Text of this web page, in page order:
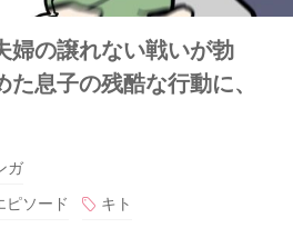
婦の譲れない戦いが勃
息子の残酷な行動に、
ガ
ソード
キト